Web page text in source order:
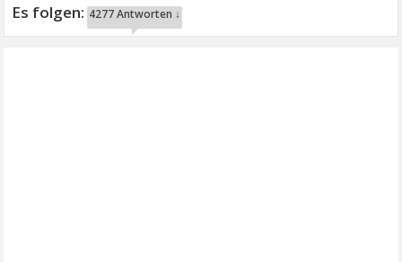
4277 Antworten ↓